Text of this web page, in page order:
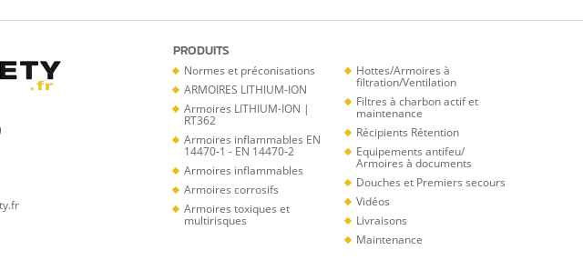
PRODUITS
Normes et préconisations
ARMOIRES LITHIUM-ION
Armoires LITHIUM-ION |
RT362
Armoires inflammables EN
14470-1 - EN 14470-2
Armoires inflammables
Armoires corrosifs
Armoires toxiques et
multirisques
Hottes/Armoires à
filtration/Ventilation
Filtres à charbon actif et
maintenance
Récipients Rétention
Equipements antifeu/
Armoires à documents
Douches et Premiers secours
Vidéos
Livraisons
Maintenance